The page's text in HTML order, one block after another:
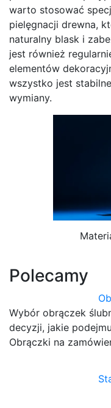
warto stosować
pielęgnacji drewna,
naturalny blask i
jest również
elementów
wszystko jest
wymiany.
Polecamy
Wybór obrączek
decyzji, jakie
Obrączki na